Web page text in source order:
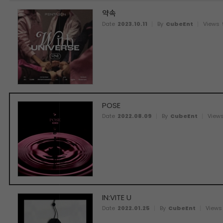
약속
Date 2023.10.11 By CubeEnt Views
POSE
Date 2022.08.09 By CubeEnt Views
IN:VITE U
Date 2022.01.25 By CubeEnt Views